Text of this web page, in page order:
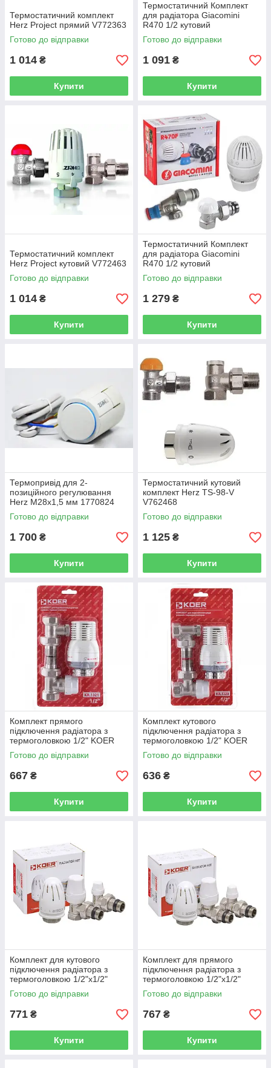
Термостатичний комплект
Herz Project прямий V772363
Готово до відправки
1 014 ₴
Купити
Термостатичний Комплект
для радіатора Giacomini
R470 1/2 кутовий
(R470FX003)
Готово до відправки
1 091 ₴
Купити
Термостатичний комплект
Herz Project кутовий V772463
Готово до відправки
1 014 ₴
Купити
Термостатичний Комплект
для радіатора Giacomini
R470 1/2 кутовий
(R470FX023)
Готово до відправки
1 279 ₴
Купити
Термопривід для 2-
позиційного регулювання
Herz М28х1,5 мм 1770824
Готово до відправки
1 700 ₴
Купити
Термостатичний кутовий
комплект Herz TS-98-V
V762468
1762467+1372441+1920060
Готово до відправки
1 125 ₴
Купити
Комплект прямого
підключення радіатора з
термоголовкою 1/2" KOER
KR.1321 - KR2659
Готово до відправки
667 ₴
Купити
Комплект кутового
підключення радіатора з
термоголовкою 1/2" KOER
KR.1320 - KR2658
Готово до відправки
636 ₴
Купити
Комплект для кутового
підключення радіатора з
термоголовкою 1/2"x1/2"
KOER SET-11 - KR3175
Готово до відправки
771 ₴
Купити
Комплект для прямого
підключення радіатора з
термоголовкою 1/2"x1/2"
KOER SET-12 - KR3177
Готово до відправки
767 ₴
Купити